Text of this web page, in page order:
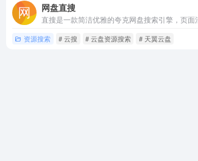
网盘直搜
资源搜索 # 云搜 # 云盘资源搜索 # 天翼云盘